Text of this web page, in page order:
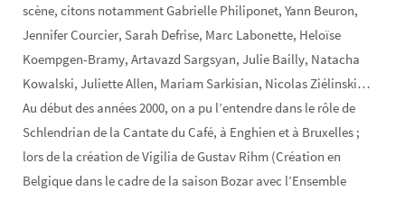
scène, citons notamment Gabrielle Philiponet, Yann Beuron,
Jennifer Courcier, Sarah Defrise, Marc Labonette, Heloïse
Koempgen-Bramy, Artavazd Sargsyan, Julie Bailly, Natacha
Kowalski, Juliette Allen, Mariam Sarkisian, Nicolas Ziélinski…
Au début des années 2000, on a pu l’entendre dans le rôle de
Schlendrian de la Cantate du Café, à Enghien et à Bruxelles ;
lors de la création de Vigilia de Gustav Rihm (Création en
Belgique dans le cadre de la saison Bozar avec l’Ensemble